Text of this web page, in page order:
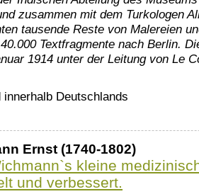
zusammen mit dem Turkologen
tausende Reste von Malereien
Textfragmente nach Berlin.
1914 unter der Leitung von Le
Deutschlands
Ernst (1740-1802)
kleine
und verbessert.